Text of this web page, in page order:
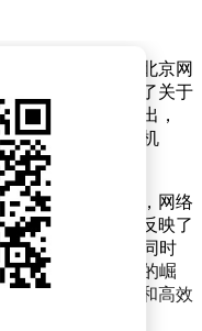
全论坛暨第八届北京网
事长齐向东发表了关于
深度见解。他指出，
带来前所未有的机
受益者。
的能力逐渐显现，网络
，这些变化不仅反映了
惑与焦虑并存，同时
遇。他强调，AI的崛
手段更加工业化和高效